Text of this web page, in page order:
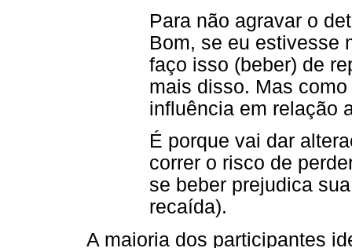
Para não agravar o
Bom, se eu estivesse
faço isso (beber) de
mais disso. Mas
influência em relação
É porque vai dar
correr o risco de
se beber prejudica
recaída).
A maioria dos participantes